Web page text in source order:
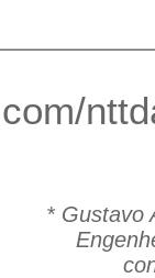
* Gustavo